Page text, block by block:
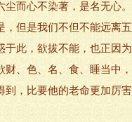
而心不染著，是名无心
但是我们不但不能远离
于此，欲拔不能，也正因
财、色、名、食、睡当中
，比要他的老命更加厉